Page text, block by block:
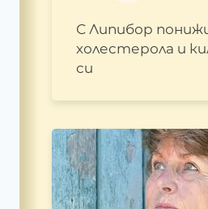
С Липибор
холестерола и
си